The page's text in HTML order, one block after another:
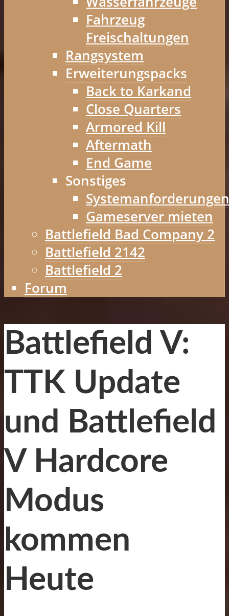
Fahrzeug
Freischaltungen
Rangsystem
Erweiterungspacks
Back to Karkand
Close Quarters
Armored Kill
Aftermath
End Game
Sonstiges
Systemanforderungen
Gameserver mieten
Battlefield Bad Company 2
Battlefield 2142
Battlefield 2
Forum
Battlefield V:
TTK Update
und Battlefield
V Hardcore
Modus
kommen
Heute